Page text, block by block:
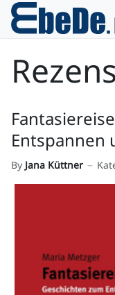
Entspannen
By Jana Küttner